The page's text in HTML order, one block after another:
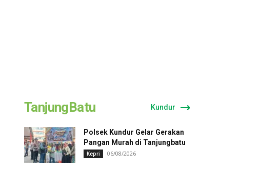
TanjungBatu Kundur
Polsek Kundur Gelar Gerakan
Pangan Murah di Tanjungbatu
Kepri 06/08/2026